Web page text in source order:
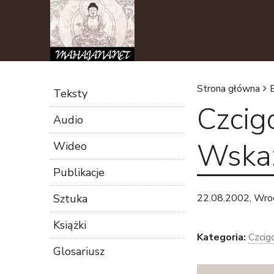
J
t
Strona główna
22.08.2002,
Kategoria:
Teksty
Audio
Wideo
Publikacje
Sztuka
Książki
Glosariusz